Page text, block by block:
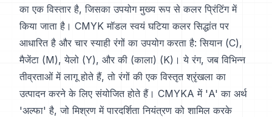
का एक विस्तार है, जिसका उपयोग मुख्य रूप से कलर प्रिंटिंग में
किया जाता है। CMYK मॉडल स्वयं घटिया कलर सिद्धांत पर
आधारित है और चार स्याही रंगों का उपयोग करता है: सियान (C),
मैजेंटा (M), येलो (Y), और की (काला) (K)। ये रंग, जब विभिन्न
तीव्रताओं में लागू होते हैं, तो रंगों की एक विस्तृत श्रृंखला का
उत्पादन करने के लिए संयोजित होते हैं। CMYKA में 'A' का अर्थ
'अल्फा' है, जो मिश्रण में पारदर्शिता नियंत्रण को शामिल करके